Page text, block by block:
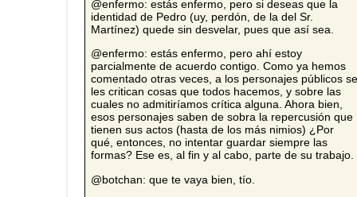
@enfermo: estás enfermo, pero si deseas que la
identidad de Pedro (uy, perdón, de la del Sr.
Martínez) quede sin desvelar, pues que así sea.
@enfermo: estás enfermo, pero ahí estoy
parcialmente de acuerdo contigo. Como ya hemos
comentado otras veces, a los personajes públicos se
les critican cosas que todos hacemos, y sobre las
cuales no admitiríamos crítica alguna. Ahora bien,
esos personajes saben de sobra la repercusión que
tienen sus actos (hasta de los más nimios) ¿Por
qué, entonces, no intentar guardar siempre las
formas? Ese es, al fin y al cabo, parte de su trabajo.
@botchan: que te vaya bien, tío.